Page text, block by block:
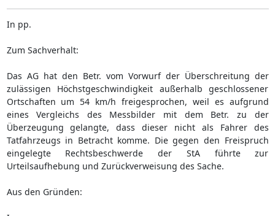
In pp.
Zum Sachverhalt:
Das AG hat den Betr. vom Vorwurf der Überschreitung der
zulässigen Höchstgeschwindigkeit außerhalb geschlossener
Ortschaften um 54 km/h freigesprochen, weil es aufgrund
eines Vergleichs des Messbilder mit dem Betr. zu der
Überzeugung gelangte, dass dieser nicht als Fahrer des
Tatfahrzeugs in Betracht komme. Die gegen den Freispruch
eingelegte Rechtsbeschwerde der StA führte zur
Urteilsaufhebung und Zurückverweisung des Sache.
Aus den Gründen: